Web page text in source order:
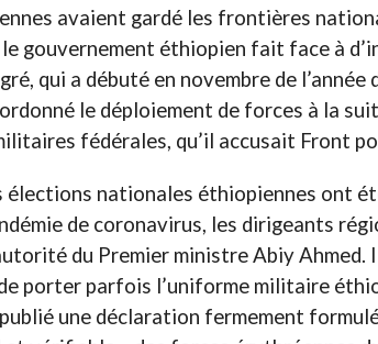
avaient gardé les frontières
le gouvernement éthiopien fait face à
qui a débuté en novembre de
le déploiement de forces à la
fédérales, qu’il accusait Front
élections nationales éthiopiennes ont
de coronavirus, les dirigeants
du Premier ministre Abiy Ahmed.
porter parfois l’uniforme militaire
une déclaration fermement